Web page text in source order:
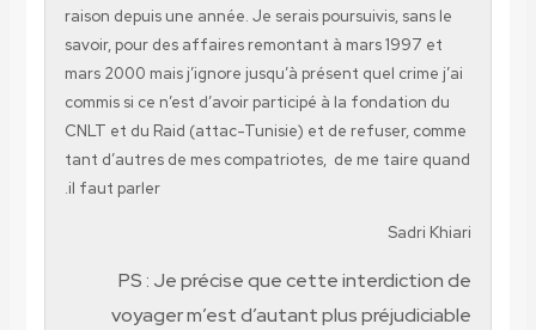
raison depuis une année. Je serais poursuivis, sans le
savoir, pour des affaires remontant à mars 1997 et
mars 2000 mais j’ignore jusqu’à présent quel crime j’ai
commis si ce n’est d’avoir participé à la fondation du
CNLT et du Raid (attac-Tunisie) et de refuser, comme
tant d’autres de mes compatriotes, de me taire quand
il faut parler.
Sadri Khiari
PS : Je précise que cette interdiction de
voyager m’est d’autant plus préjudiciable